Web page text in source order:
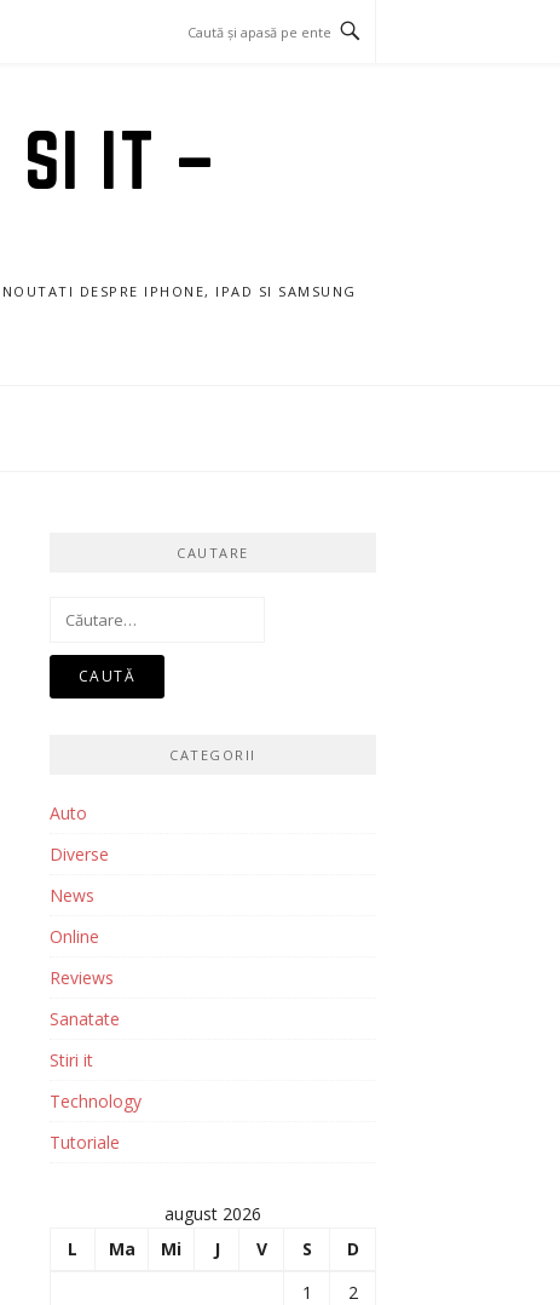
SI IT –
DESPRE IPHONE, IPAD SI SAMSUNG
CAUTARE
Caută
CATEGORII
Auto
Diverse
News
Online
Reviews
Sanatate
Stiri it
Technology
Tutoriale
august 2026
L
Ma Mi J V S
D
1
2